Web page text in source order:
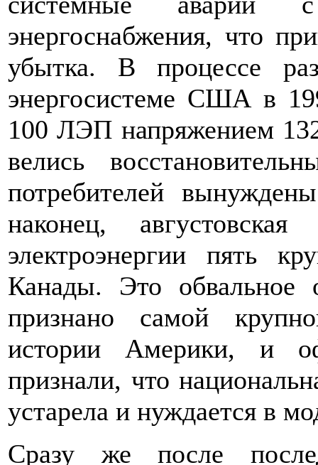
энергоснабжения, что
убытка. В процессе
энергосистеме США в
100 ЛЭП напряжением
велись
потребителей
наконец,
электроэнергии пять
Канады. Это обвальное
признано самой
истории Америки, и
признали, что
устарела и нуждается в
Сразу же после